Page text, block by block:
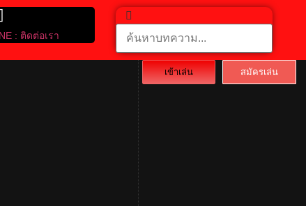
: ติดต่อเรา
เข้าเล่น สมัครเล่น